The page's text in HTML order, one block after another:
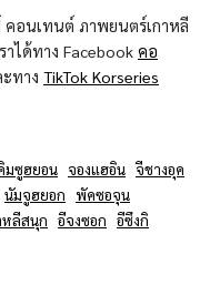
อนเทนต์ ภาพยนตร์เกาหลี
ได้ทาง Facebook คอ
ทาง TikTok Korseries
มซูฮยอน จองแฮอิน จีชางอุค
นัมจูฮยอก พัคซอจุน
หลีสนุก อีจงซอก อีซึงกิ